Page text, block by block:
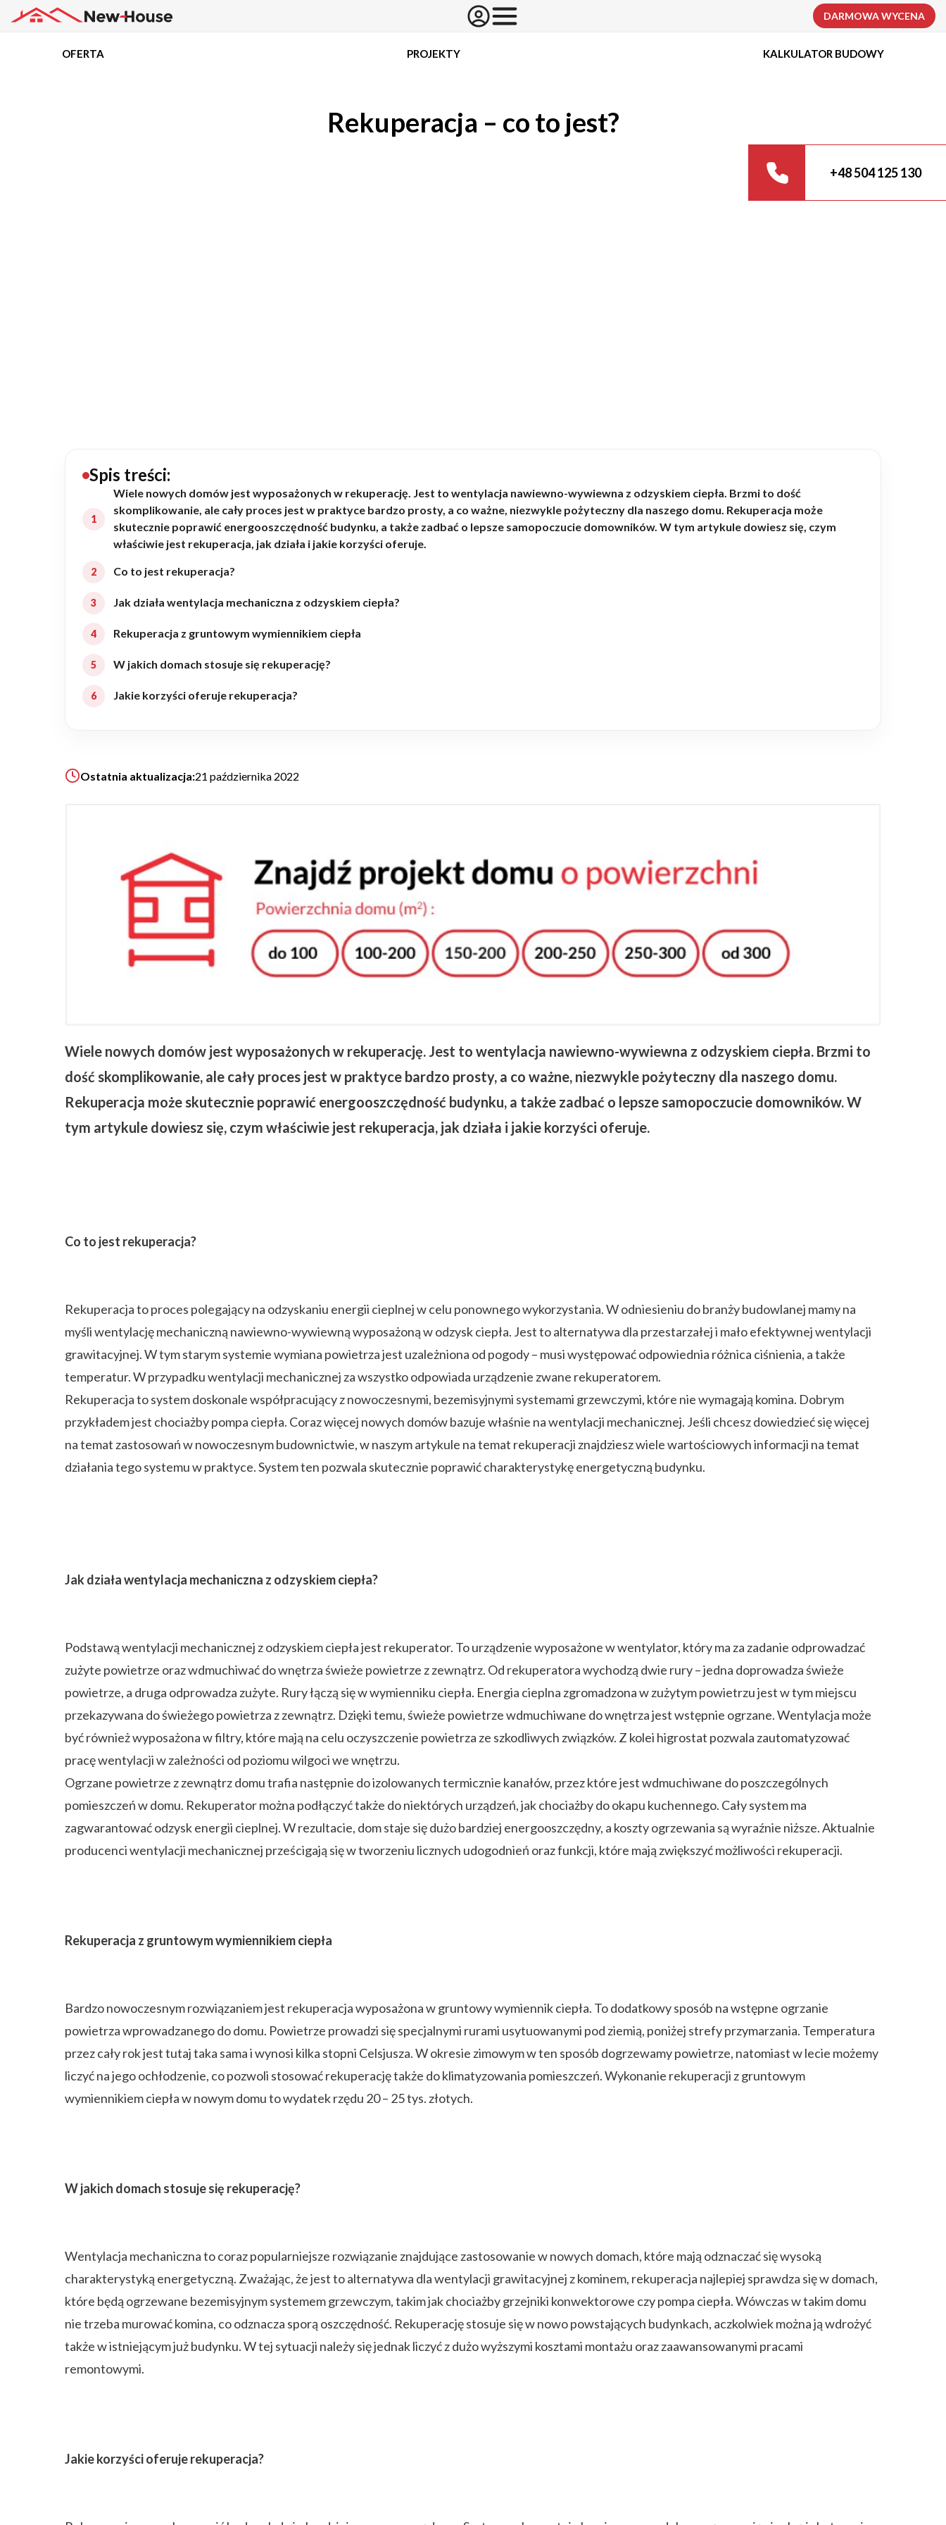
Rezydencje
Rozbudowa
Remonty
Budynki biurowe
Realizacje
Referencje
Ogrody
KALKULATOR BUDOWY
ZAPISZ SIĘ
DARMOWA WYCENA
OFERTA PROJEKTY KALKULATOR BUDOWY
Rekuperacja – co to jest?
+48 504 125 130
Spis treści:
Wiele nowych domów jest wyposażonych w rekuperację. Jest to wentylacja nawiewno-wywiewna z odzyskiem ciepła. Brzmi to dość
skomplikowanie, ale cały proces jest w praktyce bardzo prosty, a co ważne, niezwykle pożyteczny dla naszego domu. Rekuperacja może
skutecznie poprawić energooszczędność budynku, a także zadbać o lepsze samopoczucie domowników. W tym artykule dowiesz się, czym
właściwie jest rekuperacja, jak działa i jakie korzyści oferuje.
Co to jest rekuperacja?
Jak działa wentylacja mechaniczna z odzyskiem ciepła?
Rekuperacja z gruntowym wymiennikiem ciepła
W jakich domach stosuje się rekuperację?
Jakie korzyści oferuje rekuperacja?
Ostatnia aktualizacja:21 października 2022
Wiele nowych domów jest wyposażonych w rekuperację. Jest to wentylacja nawiewno-wywiewna z odzyskiem ciepła. Brzmi to
dość skomplikowanie, ale cały proces jest w praktyce bardzo prosty, a co ważne, niezwykle pożyteczny dla naszego domu.
Rekuperacja może skutecznie poprawić energooszczędność budynku, a także zadbać o lepsze samopoczucie domowników. W
tym artykule dowiesz się, czym właściwie jest rekuperacja, jak działa i jakie korzyści oferuje.
Co to jest rekuperacja?
Rekuperacja to proces polegający na odzyskaniu energii cieplnej w celu ponownego wykorzystania. W odniesieniu do branży budowlanej mamy na
myśli wentylację mechaniczną nawiewno-wywiewną wyposażoną w odzysk ciepła. Jest to alternatywa dla przestarzałej i mało efektywnej wentylacji
grawitacyjnej. W tym starym systemie wymiana powietrza jest uzależniona od pogody – musi występować odpowiednia różnica ciśnienia, a także
temperatur. W przypadku wentylacji mechanicznej za wszystko odpowiada urządzenie zwane rekuperatorem.
Rekuperacja to system doskonale współpracujący z nowoczesnymi, bezemisyjnymi systemami grzewczymi, które nie wymagają komina. Dobrym
przykładem jest chociażby pompa ciepła. Coraz więcej nowych domów bazuje właśnie na wentylacji mechanicznej. Jeśli chcesz dowiedzieć się więcej
na temat zastosowań w nowoczesnym budownictwie, w naszym artykule na temat rekuperacji znajdziesz wiele wartościowych informacji na temat
działania tego systemu w praktyce. System ten pozwala skutecznie poprawić charakterystykę energetyczną budynku.
Jak działa wentylacja mechaniczna z odzyskiem ciepła?
Podstawą wentylacji mechanicznej z odzyskiem ciepła jest rekuperator. To urządzenie wyposażone w wentylator, który ma za zadanie odprowadzać
zużyte powietrze oraz wdmuchiwać do wnętrza świeże powietrze z zewnątrz. Od rekuperatora wychodzą dwie rury – jedna doprowadza świeże
powietrze, a druga odprowadza zużyte. Rury łączą się w wymienniku ciepła. Energia cieplna zgromadzona w zużytym powietrzu jest w tym miejscu
przekazywana do świeżego powietrza z zewnątrz. Dzięki temu, świeże powietrze wdmuchiwane do wnętrza jest wstępnie ogrzane. Wentylacja może
być również wyposażona w filtry, które mają na celu oczyszczenie powietrza ze szkodliwych związków. Z kolei higrostat pozwala zautomatyzować
pracę wentylacji w zależności od poziomu wilgoci we wnętrzu.
Ogrzane powietrze z zewnątrz domu trafia następnie do izolowanych termicznie kanałów, przez które jest wdmuchiwane do poszczególnych
pomieszczeń w domu. Rekuperator można podłączyć także do niektórych urządzeń, jak chociażby do okapu kuchennego. Cały system ma
zagwarantować odzysk energii cieplnej. W rezultacie, dom staje się dużo bardziej energooszczędny, a koszty ogrzewania są wyraźnie niższe. Aktualnie
producenci wentylacji mechanicznej prześcigają się w tworzeniu licznych udogodnień oraz funkcji, które mają zwiększyć możliwości rekuperacji.
Rekuperacja z gruntowym wymiennikiem ciepła
Bardzo nowoczesnym rozwiązaniem jest rekuperacja wyposażona w gruntowy wymiennik ciepła. To dodatkowy sposób na wstępne ogrzanie
powietrza wprowadzanego do domu. Powietrze prowadzi się specjalnymi rurami usytuowanymi pod ziemią, poniżej strefy przymarzania. Temperatura
przez cały rok jest tutaj taka sama i wynosi kilka stopni Celsjusza. W okresie zimowym w ten sposób dogrzewamy powietrze, natomiast w lecie możemy
liczyć na jego ochłodzenie, co pozwoli stosować rekuperację także do klimatyzowania pomieszczeń. Wykonanie rekuperacji z gruntowym
wymiennikiem ciepła w nowym domu to wydatek rzędu 20 – 25 tys. złotych.
W jakich domach stosuje się rekuperację?
Wentylacja mechaniczna to coraz popularniejsze rozwiązanie znajdujące zastosowanie w nowych domach, które mają odznaczać się wysoką
charakterystyką energetyczną. Zważając, że jest to alternatywa dla wentylacji grawitacyjnej z kominem, rekuperacja najlepiej sprawdza się w domach,
które będą ogrzewane bezemisyjnym systemem grzewczym, takim jak chociażby grzejniki konwektorowe czy pompa ciepła. Wówczas w takim domu
nie trzeba murować komina, co odznacza sporą oszczędność. Rekuperację stosuje się w nowo powstających budynkach, aczkolwiek można ją wdrożyć
także w istniejącym już budynku. W tej sytuacji należy się jednak liczyć z dużo wyższymi kosztami montażu oraz zaawansowanymi pracami
remontowymi.
Jakie korzyści oferuje rekuperacja?